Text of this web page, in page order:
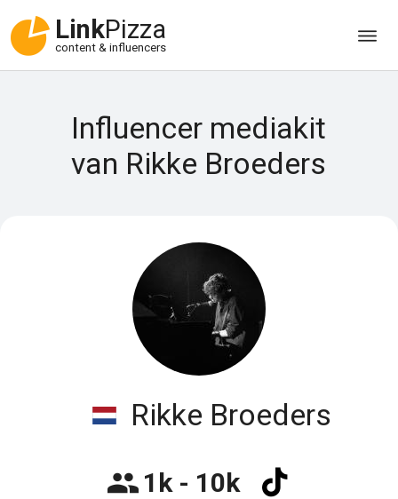
LinkPizza
content & influencers
Influencer mediakit
van Rikke Broeders
Rikke Broeders
1k - 10k